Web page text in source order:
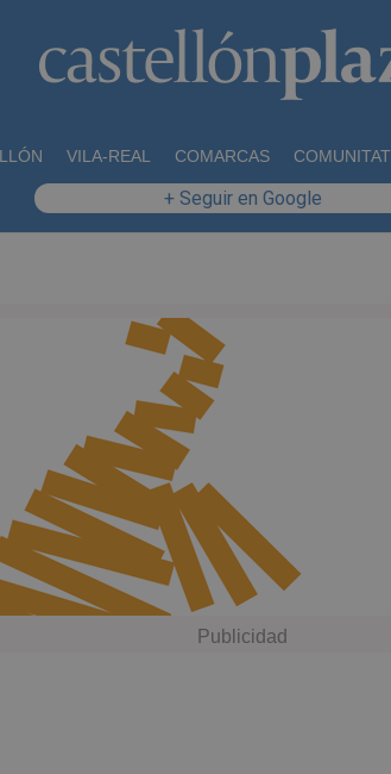
VILA-REAL COMARCAS COMUNITAT
+ Seguir en Google